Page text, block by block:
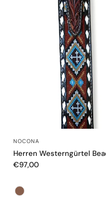
NOCONA
Herren Westerngürtel
€97,00
Farbe